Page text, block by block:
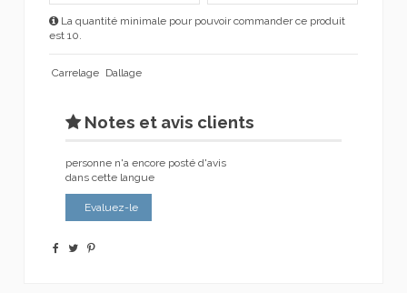
La quantité minimale pour pouvoir commander ce produit
est 10.
Carrelage Dallage
Notes et avis clients
personne n'a encore posté d'avis
dans cette langue
Evaluez-le